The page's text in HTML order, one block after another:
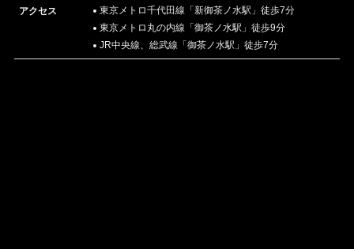
アクセス
東京メトロ千代田線「新御茶ノ水駅」徒歩7分
東京メトロ丸の内線「御茶ノ水駅」徒歩9分
JR中央線、総武線「御茶ノ水駅」徒歩7分